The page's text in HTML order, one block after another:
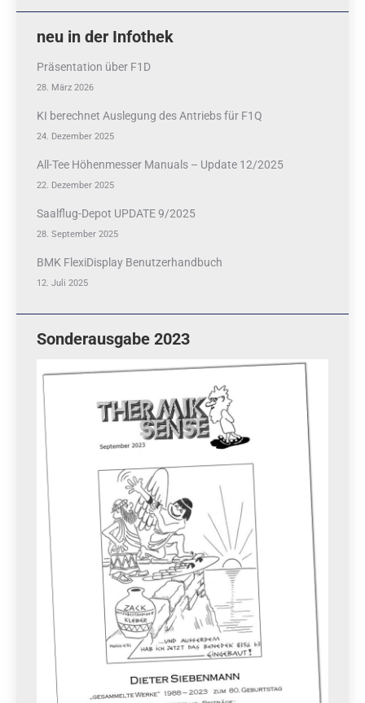
neu in der Infothek
Präsentation über F1D
28. März 2026
KI berechnet Auslegung des Antriebs für F1Q
24. Dezember 2025
All-Tee Höhenmesser Manuals – Update 12/2025
22. Dezember 2025
Saalflug-Depot UPDATE 9/2025
28. September 2025
BMK FlexiDisplay Benutzerhandbuch
12. Juli 2025
Sonderausgabe 2023